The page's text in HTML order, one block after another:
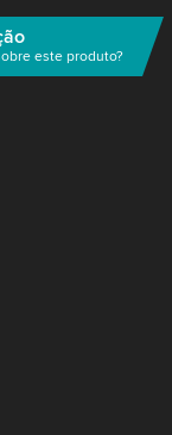
este produto?